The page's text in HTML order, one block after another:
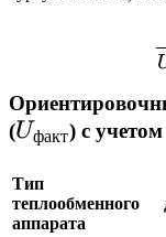
(Uфакт) с
Тип
теплообменного
аппарата